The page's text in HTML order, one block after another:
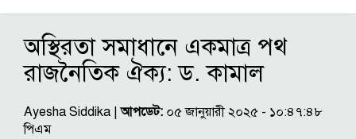
অস্থিরতা সমাধানে একমাত্র পথ
রাজনৈতিক ঐক্য: ড. কামাল
Ayesha Siddika |আপডেট: ০৫ জানুয়ারী ২০২৫ - ১০:৪৭:৪৮
পিএম